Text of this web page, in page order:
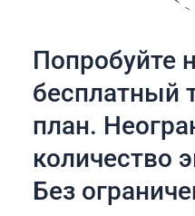
Попробуйте
бесплатный
план.
количество
Без